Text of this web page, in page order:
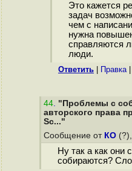
Это кажется
задач
чем с
нужна
справляются
люди.
Ответить Правка|
44. "Проблемы с
авторского права
Sc..."
Сообщение от КО
Ну так а как они
собираются?